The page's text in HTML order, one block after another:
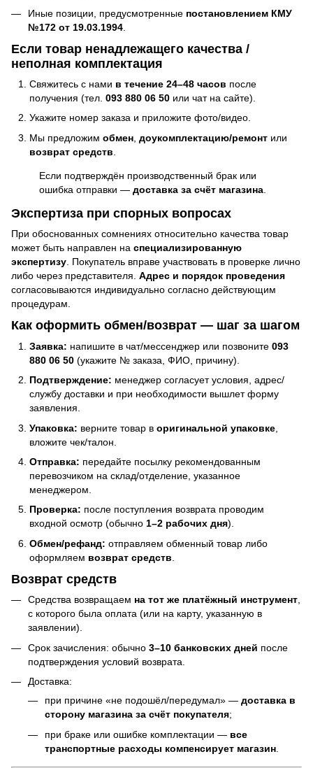
Иные позиции, предусмотренные постановлением КМУ
№172 от 19.03.1994
Если товар ненадлежащего качества /
неполная комплектация
Свяжитесь с нами в течение 24–48 часов после
получения (тел. 093 880 06 50 или чат на сайте).
Укажите номер заказа и приложите фото/видео.
Мы предложим обмен доукомплектацию/ремонт или
возврат средств
Если подтверждён производственный брак или
ошибка отправки — доставка за счёт магазина
Экспертиза при спорных вопросах
При обоснованных сомнениях относительно качества товар
может быть направлен на специализированную
экспертизу. Покупатель вправе участвовать в проверке лично
либо через представителя. Адрес и порядок проведения
согласовываются индивидуально согласно действующим
процедурам.
Как оформить обмен/возврат — шаг за шагом
Заявка: напишите в чат/мессенджер или позвоните 093
880 06 50 (укажите № заказа, ФИО, причину).
Подтверждение: менеджер согласует условия, адрес/
службу доставки и при необходимости вышлет форму
заявления.
Упаковка: верните товар в оригинальной упаковке
вложите чек/талон.
Отправка: передайте посылку рекомендованным
перевозчиком на склад/отделение, указанное
менеджером.
Проверка: после поступления возврата проводим
входной осмотр (обычно 1–2 рабочих дня).
Обмен/рефанд: отправляем обменный товар либо
оформляем возврат средств
Возврат средств
Средства возвращаем на тот же платёжный инструмент,
с которого была оплата (или на карту, указанную в
заявлении).
Срок зачисления: обычно 3–10 банковских дней после
подтверждения условий возврата.
Доставка:
при причине «не подошёл/передумал» — доставка в
сторону магазина за счёт покупателя;
при браке или ошибке комплектации — все
транспортные расходы компенсирует магазин